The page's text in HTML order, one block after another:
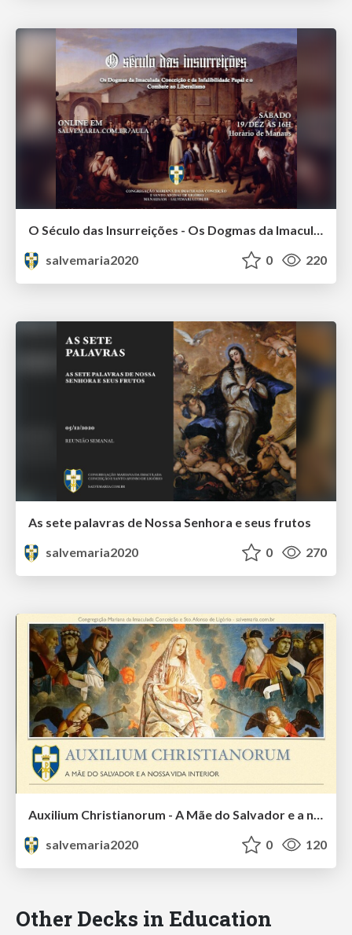
salvemaria2020
0 220
As sete palavras de Nossa Senhora e seus frutos
salvemaria2020
0 270
Auxilium Christianorum - A Mãe do Salvador e a nossa vida interior
salvemaria2020
0 120
Other Decks in Education